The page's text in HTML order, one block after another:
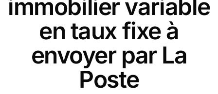
immobilier variable
en taux fixe à
envoyer par La
Poste